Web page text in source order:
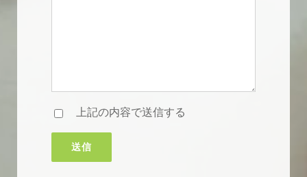
上記の内容で送信する